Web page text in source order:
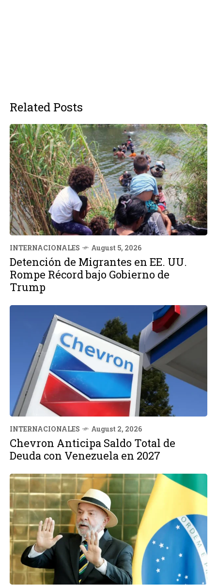
Related Posts
INTERNACIONALES August 5, 2026
Detención de Migrantes en EE. UU.
Rompe Récord bajo Gobierno de
Trump
INTERNACIONALES August 2, 2026
Chevron Anticipa Saldo Total de
Deuda con Venezuela en 2027